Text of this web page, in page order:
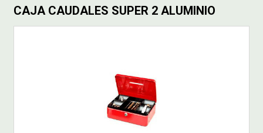
CAJA CAUDALES SUPER 2 ALUMINIO
OFERTAS
BLOG
CONTACTAR